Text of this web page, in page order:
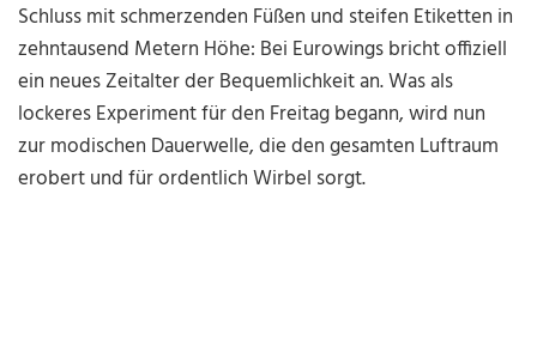
Schluss mit schmerzenden Füßen und steifen Etiketten in
zehntausend Metern Höhe: Bei Eurowings bricht offiziell
ein neues Zeitalter der Bequemlichkeit an. Was als
lockeres Experiment für den Freitag begann, wird nun
zur modischen Dauerwelle, die den gesamten Luftraum
erobert und für ordentlich Wirbel sorgt.